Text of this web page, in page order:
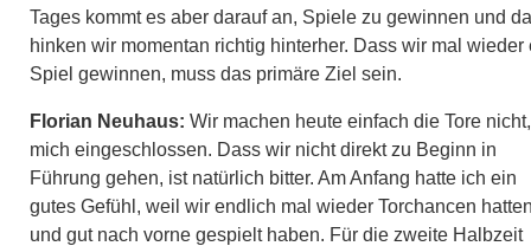
Tages kommt es aber darauf an, Spiele zu gewinnen und da
hinken wir momentan richtig hinterher. Dass wir mal wieder
Spiel gewinnen, muss das primäre Ziel sein.
Florian Neuhaus: Wir machen heute einfach die Tore nicht,
mich eingeschlossen. Dass wir nicht direkt zu Beginn in
Führung gehen, ist natürlich bitter. Am Anfang hatte ich ein
gutes Gefühl, weil wir endlich mal wieder Torchancen
und gut nach vorne gespielt haben. Für die zweite Halbzeit